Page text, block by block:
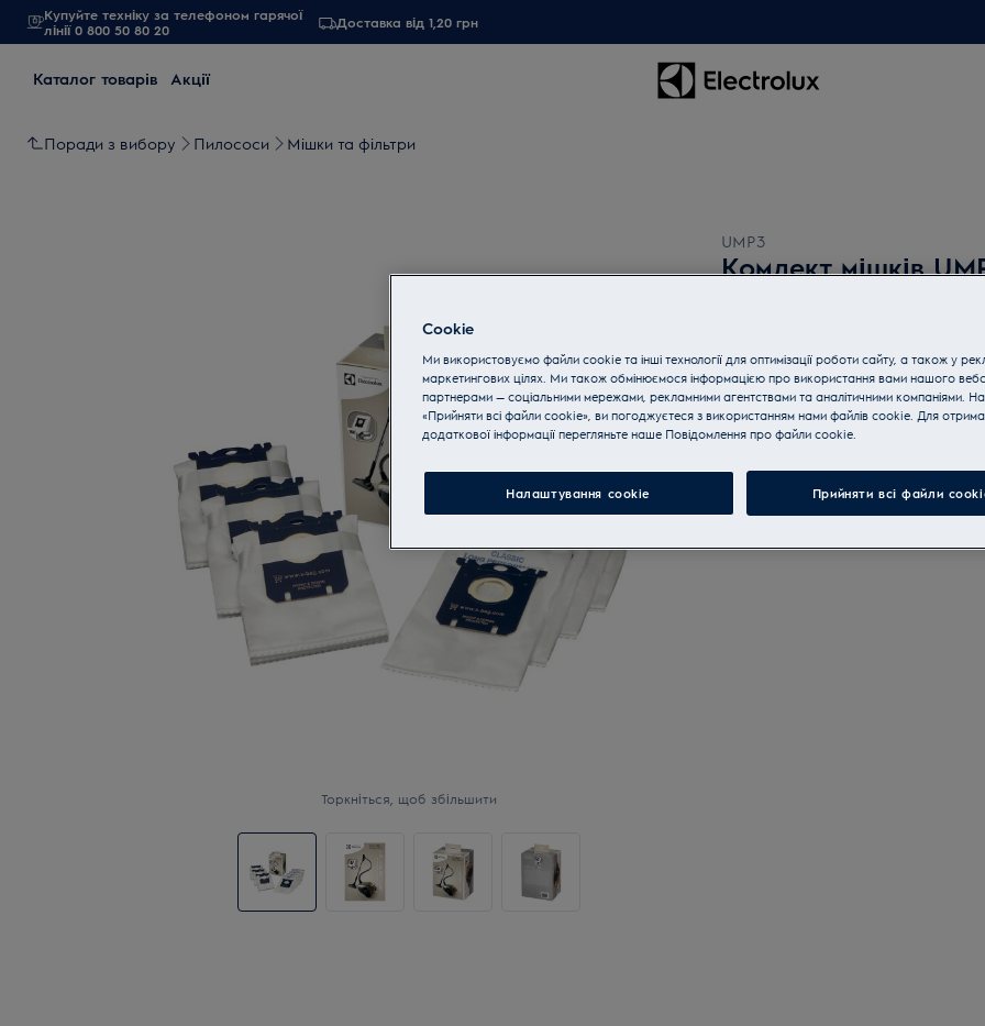
Купуйте техніку за телефоном гарячої
лінії 0 800 50 80 20
Доставка від 1,20 грн
Каталог товарів Акції
Поради з вибору Пилососи Мішки та фільтри
Торкніться, щоб збільшити
UMP3
Комлект мішків
Купуйте техніку за
Cookie
Ми використовуємо файли cookie та інші технології для оптимізації роботи сайту, а також у
маркетингових цілях. Ми також обмінюємося інформацією про використання вами нашого
партнерами — соціальними мережами, рекламними агентствами та аналітичними компаніями.
«Прийняти всі файли cookie», ви погоджуєтеся з використанням нами файлів cookie. Для
додаткової інформації перегляньте наше Пoвідомлення прo файли cookie.
Налаштування cookie Прийняти всі файли